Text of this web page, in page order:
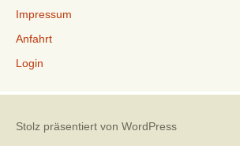
Impressum
Anfahrt
Login
Stolz präsentiert von WordPress